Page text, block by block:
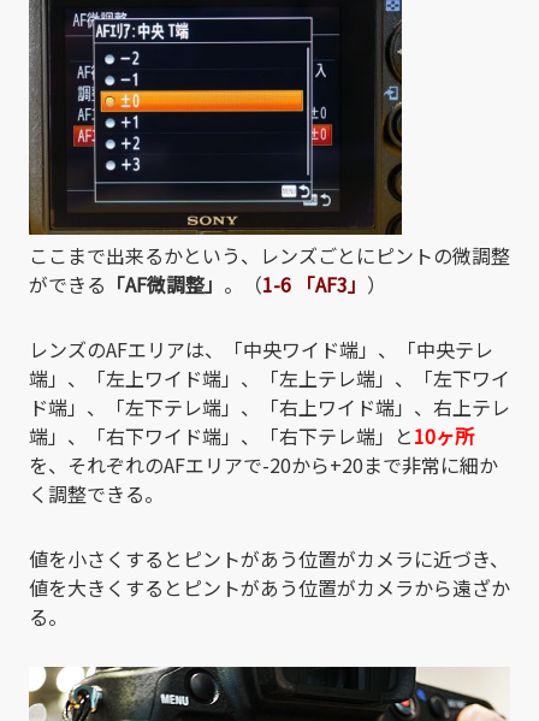
ここまで出来るかという、レンズごとにピントの微調整
ができる 「AF微調整」 。（1-6 「AF3」 ）
レンズのAFエリアは、「中央ワイド端」、「中央テレ
端」、「左上ワイド端」、「左上テレ端」、「左下ワイ
ド端」、「左下テレ端」、「右上ワイド端」、右上テレ
端」、「右下ワイド端」、「右下テレ端」と10ヶ所
を、それぞれのAFエリアで-20から+20まで非常に細か
く調整できる。
値を小さくするとピントがあう位置がカメラに近づき、
値を大きくするとピントがあう位置がカメラから遠ざか
る。